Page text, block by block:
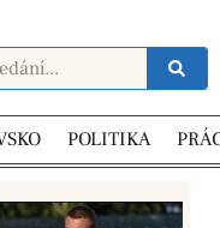
POLITIKA